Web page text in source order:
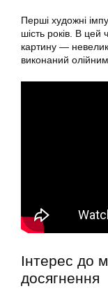
Перші художні
шість років. В
картину —
виконаний
Інтерес до
досягнення